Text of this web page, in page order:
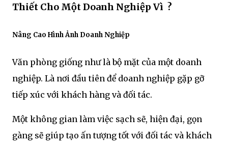
Thiết Cho Một Doanh Nghiệp Vì ?
Nâng Cao Hình Ảnh Doanh Nghiệp
Văn phòng giống như là bộ mặt của một doanh
nghiệp. Là nơi đầu tiên để doanh nghiệp gặp gỡ
tiếp xúc với khách hàng và đối tác.
Một không gian làm việc sạch sẽ, hiện đại, gọn
gàng sẽ giúp tạo ấn tượng tốt với đối tác và khách